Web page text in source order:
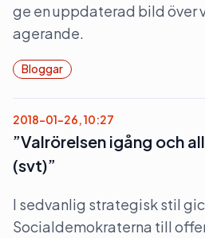
ge en uppdaterad bild över
agerande.
Bloggar
2018-01-26, 10:27
”Valrörelsen igång och
(svt)”
I sedvanlig strategisk stil
Socialdemokraterna till